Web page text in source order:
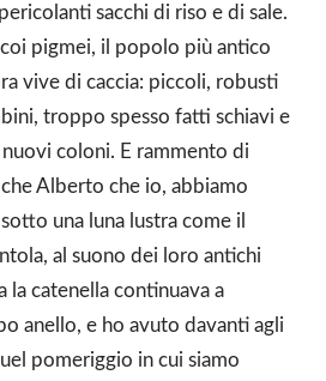
sacchi di riso e di sale.
pigmei, il popolo più antico
vive di caccia: piccoli, robusti
troppo spesso fatti schiavi e
coloni. E rammento di
Alberto che io, abbiamo
una luna lustra come il
al suono dei loro antichi
la catenella continuava a
anello, e ho avuto davanti agli
pomeriggio in cui siamo